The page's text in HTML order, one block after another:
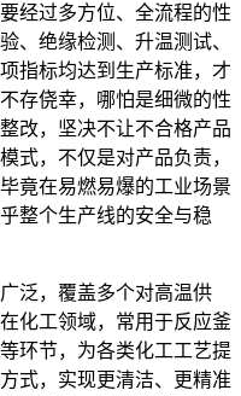
经过多方位、全流程的性
、绝缘检测、升温测试、
指标均达到生产标准，才
存侥幸，哪怕是细微的性
改，坚决不让不合格产品
式，不仅是对产品负责，
竟在易燃易爆的工业场景
整个生产线的安全与稳
泛，覆盖多个对高温供
化工领域，常用于反应釜
环节，为各类化工工艺提
式，实现更清洁、更精准